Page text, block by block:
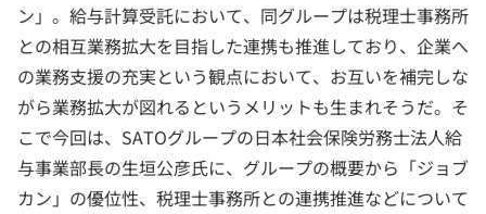
ン」。給与計算受託において、同グループは税理士事務所
との相互業務拡大を目指した連携も推進しており、企業へ
の業務支援の充実という観点において、お互いを補完しな
がら業務拡大が図れるというメリットも生まれそうだ。そ
こで今回は、SATOグループの日本社会保険労務士法人給
与事業部長の生垣公彦氏に、グループの概要から「ジョブ
カン」の優位性、税理士事務所との連携推進などについて